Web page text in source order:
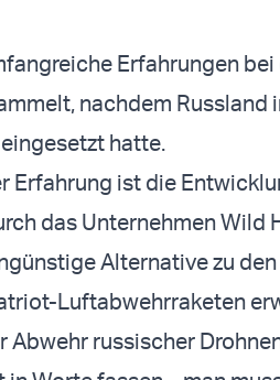
Erfahrungen
nachdem Russland
hatte.
Erfahrung ist die
das Unternehmen Wild
Alternative zu
Luftabwehrraketen
Abwehr russischer